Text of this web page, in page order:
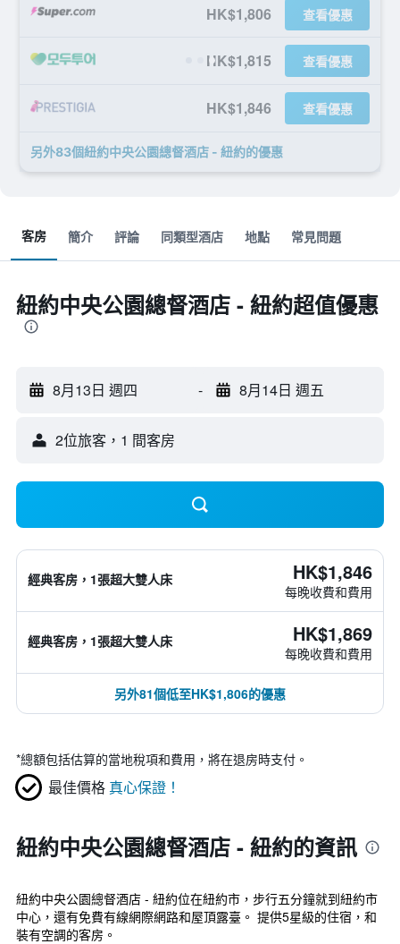
HK$1,806 查看優惠
HK$1,815 查看優惠
HK$1,846 查看優惠
另外83個紐約中央公園總督酒店 - 紐約​的優惠
客房 簡介 評論 同類型酒店 地點 常見問題
紐約中央公園總督酒店 - 紐約超值優惠
8月13日 週四 - 8月14日 週五
2位旅客，1 間客房
經典客房，1張超大雙人床 HK$1,846
每晚收費和費用
經典客房，1張超大雙人床 HK$1,869
每晚收費和費用
另外81個低至HK$1,806的優惠
*總額包括估算的當地稅項和費用，將在退房時支付。
最佳價格 真心保證！
紐約中央公園總督酒店 - 紐約的資訊
紐約中央公園總督酒店 - 紐約位在紐約市，步行五分鐘就到紐約市
中心，還有免費有線網際網路和屋頂露臺。 提供5星級的住宿，和
裝有空調的客房。